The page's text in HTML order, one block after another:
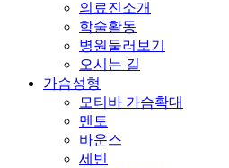
의료진소개
학술활동
병원둘러보기
오시는 길
가슴성형
모티바 가슴확대
멘토
바운스
세빈